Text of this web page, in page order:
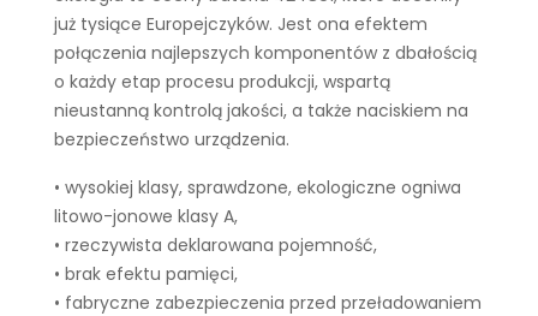
już tysiące Europejczyków. Jest ona efektem
połączenia najlepszych komponentów z dbałością
o każdy etap procesu produkcji, wspartą
nieustanną kontrolą jakości, a także naciskiem na
bezpieczeństwo urządzenia.
• wysokiej klasy, sprawdzone, ekologiczne ogniwa
litowo-jonowe klasy A,
• rzeczywista deklarowana pojemność,
• brak efektu pamięci,
• fabryczne zabezpieczenia przed przeładowaniem